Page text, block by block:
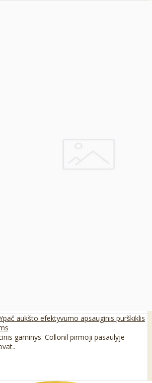
aukšto efektyvumo apsauginis purškiklis
gaminys. Collonil pirmoji pasaulyje